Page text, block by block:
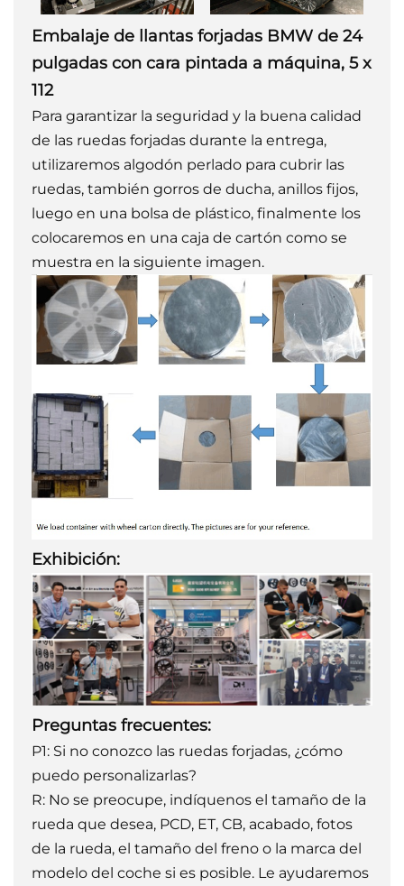
Embalaje de llantas forjadas BMW de 24
pulgadas con cara pintada a máquina, 5 x
112
Para garantizar la seguridad y la buena calidad
de las ruedas forjadas durante la entrega,
utilizaremos algodón perlado para cubrir las
ruedas, también gorros de ducha, anillos fijos,
luego en una bolsa de plástico, finalmente los
colocaremos en una caja de cartón como se
muestra en la siguiente imagen.
Exhibición:
Preguntas frecuentes:
P1: Si no conozco las ruedas forjadas, ¿cómo
puedo personalizarlas?
R: No se preocupe, indíquenos el tamaño de la
rueda que desea, PCD, ET, CB, acabado, fotos
de la rueda, el tamaño del freno o la marca del
modelo del coche si es posible. Le ayudaremos